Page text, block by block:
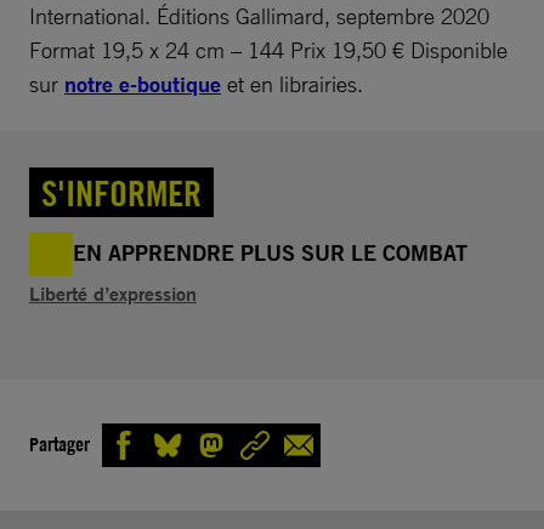
International. Éditions Gallimard, septembre 2020
Format 19,5 x 24 cm – 144 Prix 19,50 € Disponible
sur notre e-boutique et en librairies.
S'INFORMER
EN APPRENDRE PLUS SUR LE COMBAT
Liberté d’expression
Partager